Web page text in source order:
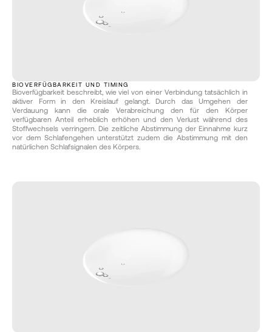
BIOVERFÜGBARKEIT UND TIMING
Bioverfügbarkeit beschreibt, wie viel von einer Verbindung tatsächlich in
aktiver Form in den Kreislauf gelangt. Durch das Umgehen der
Verdauung kann die orale Verabreichung den für den Körper
verfügbaren Anteil erheblich erhöhen und den Verlust während des
Stoffwechsels verringern. Die zeitliche Abstimmung der Einnahme kurz
vor dem Schlafengehen unterstützt zudem die Abstimmung mit den
natürlichen Schlafsignalen des Körpers.